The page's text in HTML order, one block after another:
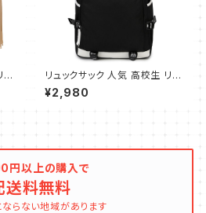
ボ
リュックサック 人気 高校生 リュ
ック レディース メンズ おしゃれ
ストライプ アウトドア スポーツ
かけ A4 サイズ バックパック P
¥2,980
以上の購入で
送料無料
らない地域があります